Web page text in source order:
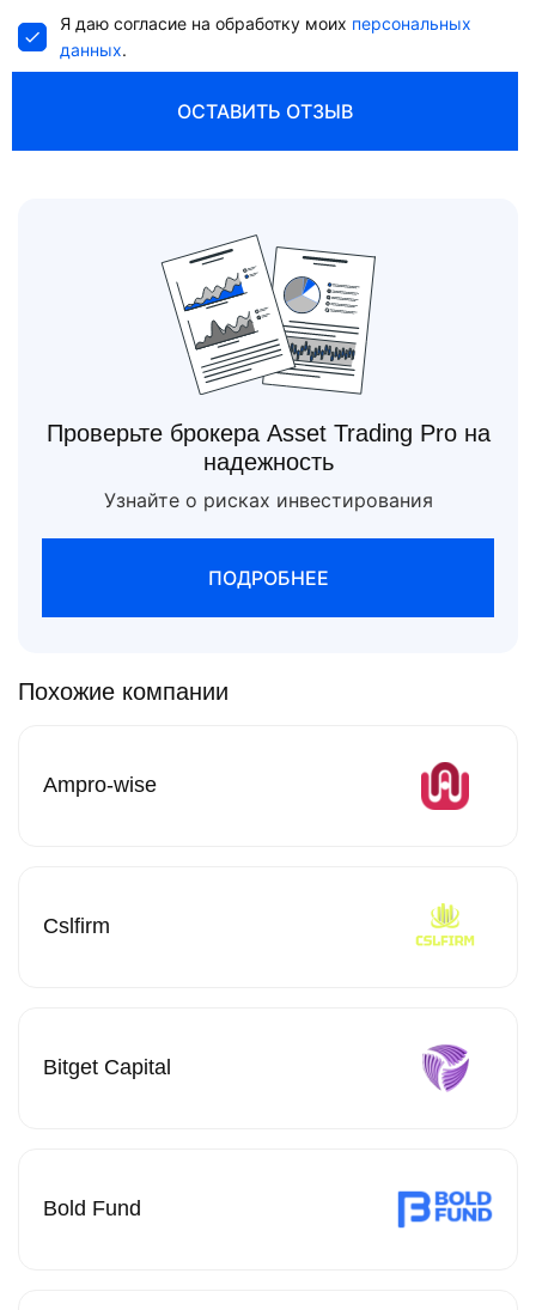
Я даю согласие на обработку моих персональных
данных.
ОСТАВИТЬ ОТЗЫВ
Проверьте брокера Asset Trading Pro на
надежность
Узнайте о рисках инвестирования
ПОДРОБНЕЕ
Похожие компании
Ampro-wise
Cslfirm
Bitget Capital
Bold Fund